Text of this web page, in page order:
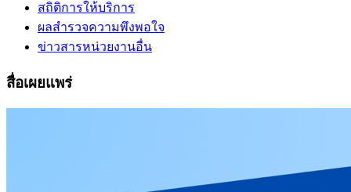
สถิติการให้บริการ
ผลสำรวจความพึงพอใจ
ข่าวสารหน่วยงานอื่น
สื่อเผยแพร่